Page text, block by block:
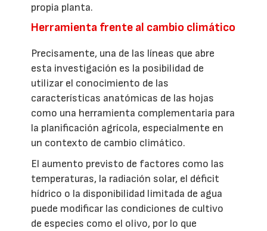
propia planta.
Herramienta frente al cambio climático
Precisamente, una de las líneas que abre
esta investigación es la posibilidad de
utilizar el conocimiento de las
características anatómicas de las hojas
como una herramienta complementaria para
la planificación agrícola, especialmente en
un contexto de cambio climático.
El aumento previsto de factores como las
temperaturas, la radiación solar, el déficit
hídrico o la disponibilidad limitada de agua
puede modificar las condiciones de cultivo
de especies como el olivo, por lo que